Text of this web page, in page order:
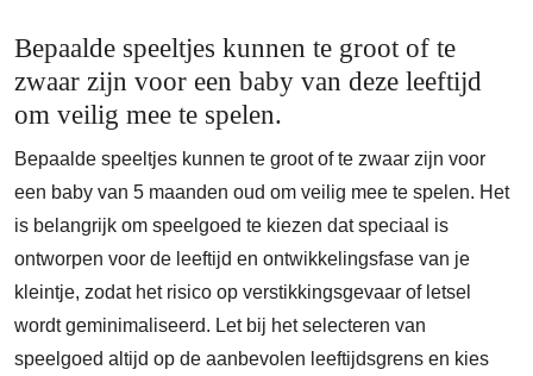
Bepaalde speeltjes kunnen te groot of te
zwaar zijn voor een baby van deze leeftijd
om veilig mee te spelen.
Bepaalde speeltjes kunnen te groot of te zwaar zijn voor
een baby van 5 maanden oud om veilig mee te spelen. Het
is belangrijk om speelgoed te kiezen dat speciaal is
ontworpen voor de leeftijd en ontwikkelingsfase van je
kleintje, zodat het risico op verstikkingsgevaar of letsel
wordt geminimaliseerd. Let bij het selecteren van
speelgoed altijd op de aanbevolen leeftijdsgrens en kies